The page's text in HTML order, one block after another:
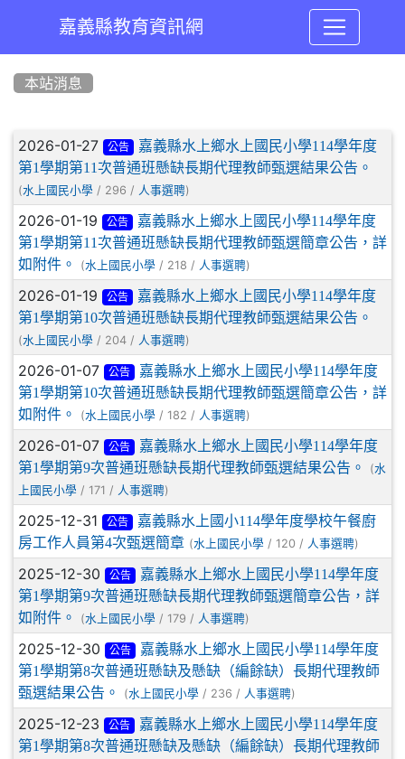
嘉義縣教育資訊網
本站消息
文章列表
2026-01-27 公告
嘉義縣水上鄉水上國民小學114學年度
第1學期第11次普通班懸缺長期代理教師甄選結果公告。
(水上國民小學 / 296 / 人事選聘)
2026-01-19 公告
嘉義縣水上鄉水上國民小學114學年度
第1學期第11次普通班懸缺長期代理教師甄選簡章公告，詳
如附件。
(水上國民小學 / 218 / 人事選聘)
2026-01-19 公告
嘉義縣水上鄉水上國民小學114學年度
第1學期第10次普通班懸缺長期代理教師甄選結果公告。
(水上國民小學 / 204 / 人事選聘)
2026-01-07 公告
嘉義縣水上鄉水上國民小學114學年度
第1學期第10次普通班懸缺長期代理教師甄選簡章公告，詳
如附件。
(水上國民小學 / 182 / 人事選聘)
2026-01-07 公告
嘉義縣水上鄉水上國民小學114學年度
第1學期第9次普通班懸缺長期代理教師甄選結果公告。
(水
上國民小學 / 171 / 人事選聘)
2025-12-31 公告
嘉義縣水上國小114學年度學校午餐廚
房工作人員第4次甄選簡章 (水上國民小學 / 120 / 人事選聘)
2025-12-30 公告
嘉義縣水上鄉水上國民小學114學年度
第1學期第9次普通班懸缺長期代理教師甄選簡章公告，詳
如附件。
(水上國民小學 / 179 / 人事選聘)
2025-12-30 公告
嘉義縣水上鄉水上國民小學114學年度
第1學期第8次普通班懸缺及懸缺（編餘缺）長期代理教師
甄選結果公告。
(水上國民小學 / 236 / 人事選聘)
2025-12-23 公告
嘉義縣水上鄉水上國民小學114學年度
第1學期第8次普通班懸缺及懸缺（編餘缺）長期代理教師